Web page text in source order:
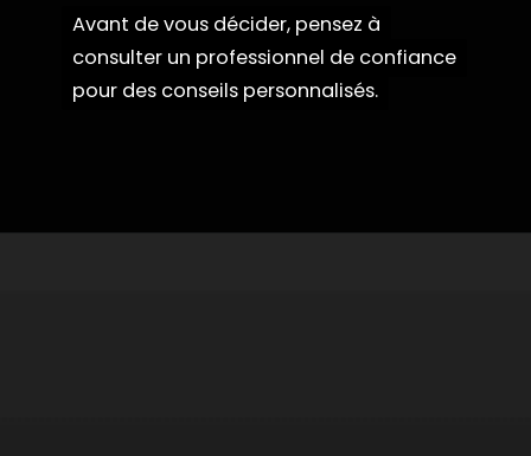
Avant de vous décider, pensez à
consulter un professionnel de confiance
pour des conseils personnalisés.
Avant de vous décider, pensez à
consulter un professionnel de confiance
pour des conseils personnalisés.